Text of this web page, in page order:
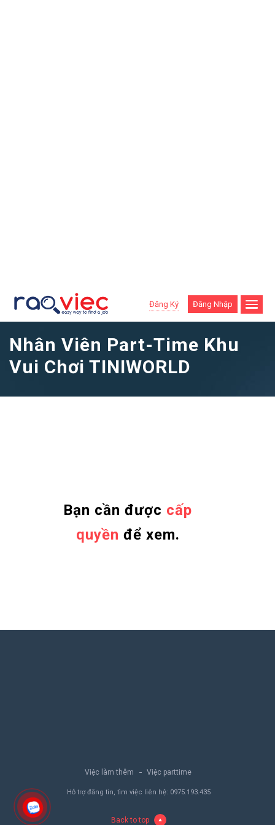
Đăng Ký Đăng Nhập
Nhân Viên Part-Time Khu
Vui Chơi TINIWORLD
Bạn cần được cấp
quyền để xem.
Việc làm thêm Việc parttime
Hỗ trợ đăng tin, tìm việc liên hệ: 0975.193.435
Back to top